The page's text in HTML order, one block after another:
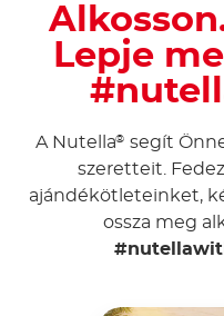
Lepje
A Nutella® segít
szeretteit.
ajándékötleteinket,
ossza meg